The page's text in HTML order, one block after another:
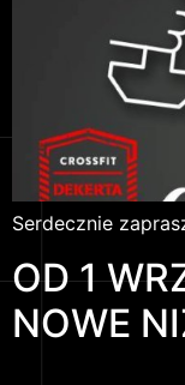
Serdecznie
OD 1
NOWE